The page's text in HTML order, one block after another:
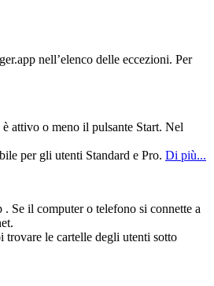
nell’elenco delle eccezioni. Per
attivo o meno il pulsante Start. Nel
per gli utenti Standard e Pro. Di più...
Se il computer o telefono si connette a
le cartelle degli utenti sotto